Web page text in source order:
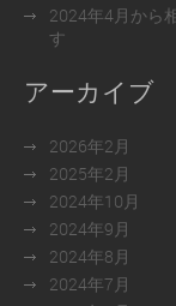
2024年4月から
す
アーカイブ
2026年2月
2025年2月
2024年10月
2024年9月
2024年8月
2024年7月